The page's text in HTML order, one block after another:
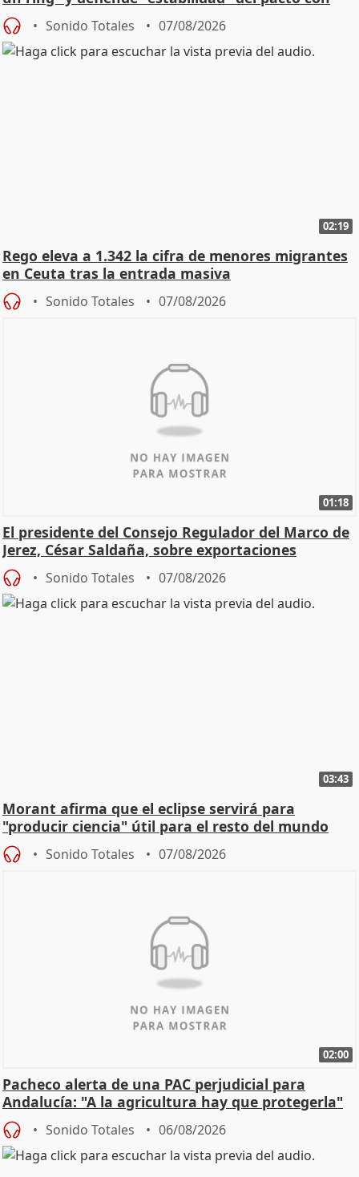
Vox
Sonido Totales 07/08/2026
02:19
Rego eleva a 1.342 la cifra de menores migrantes
en Ceuta tras la entrada masiva
Sonido Totales 07/08/2026
01:18
El presidente del Consejo Regulador del Marco de
Jerez, César Saldaña, sobre exportaciones
Sonido Totales 07/08/2026
03:43
Morant afirma que el eclipse servirá para
"producir ciencia" útil para el resto del mundo
Sonido Totales 07/08/2026
02:00
Pacheco alerta de una PAC perjudicial para
Andalucía: "A la agricultura hay que protegerla"
Sonido Totales 06/08/2026